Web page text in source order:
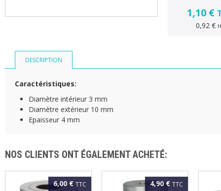
1,10 €
0,92 €
DESCRIPTION
Caractéristiques:
Diamètre intérieur 3 mm
Diamètre extérieur 10 mm
Epaisseur 4 mm
NOS CLIENTS ONT ÉGALEMENT ACHETÉ:
6,00 € TTC 4,90 € TTC